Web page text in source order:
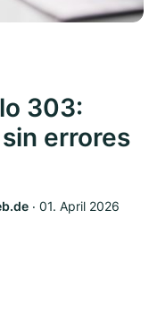
303:
errores
‧ 01. April 2026